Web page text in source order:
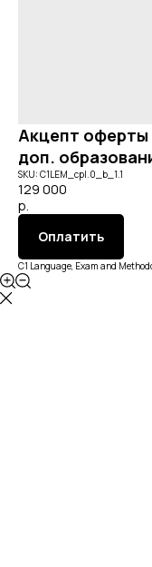
Акцепт оферты
доп.
SKU: C1LEM_cpl.0_b_1.1
129 000
р.
Оплатить
C1 Language, Exam and